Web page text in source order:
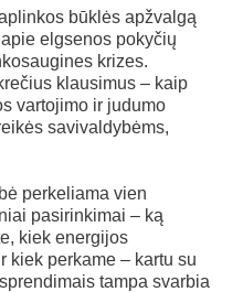
būklės apžvalgą
elgsenos pokyčių
krizes.
klausimus – kaip
vartojimo ir judumo
savivaldybėms,
perkeliama vien
pasirinkimai – ką
kiek energijos
kiek perkame – kartu su
tampa svarbia